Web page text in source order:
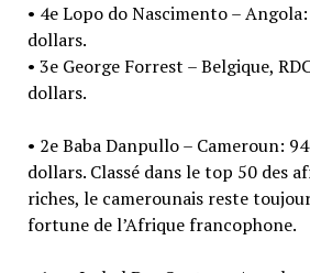
• 4e Lopo do Nascimento –
dollars.
• 3e George Forrest – Belgique,
dollars.
• 2e Baba Danpullo – Cameroun:
dollars. Classé dans le top 50 des
riches, le camerounais reste
fortune de l’Afrique francophone.